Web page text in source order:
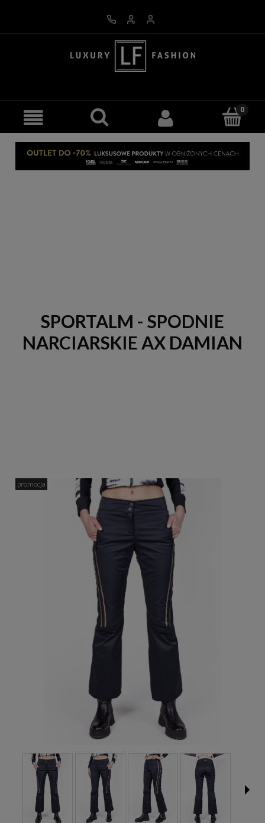
SPORTALM - SPODNIE
NARCIARSKIE AX DAMIAN
promocja